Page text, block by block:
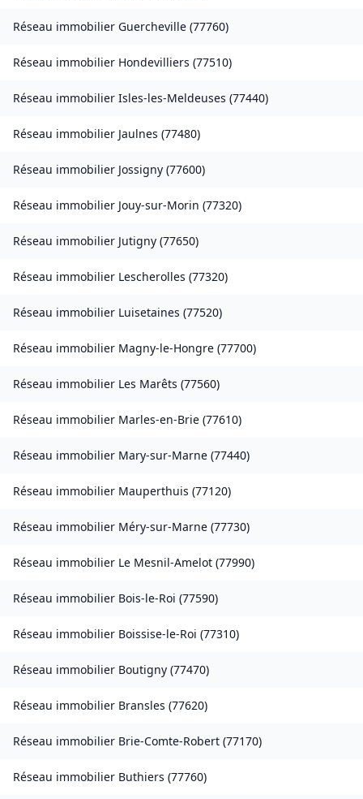
Réseau immobilier Guercheville (77760)
Réseau immobilier Hondevilliers (77510)
Réseau immobilier Isles-les-Meldeuses (77440)
Réseau immobilier Jaulnes (77480)
Réseau immobilier Jossigny (77600)
Réseau immobilier Jouy-sur-Morin (77320)
Réseau immobilier Jutigny (77650)
Réseau immobilier Lescherolles (77320)
Réseau immobilier Luisetaines (77520)
Réseau immobilier Magny-le-Hongre (77700)
Réseau immobilier Les Marêts (77560)
Réseau immobilier Marles-en-Brie (77610)
Réseau immobilier Mary-sur-Marne (77440)
Réseau immobilier Mauperthuis (77120)
Réseau immobilier Méry-sur-Marne (77730)
Réseau immobilier Le Mesnil-Amelot (77990)
Réseau immobilier Bois-le-Roi (77590)
Réseau immobilier Boissise-le-Roi (77310)
Réseau immobilier Boutigny (77470)
Réseau immobilier Bransles (77620)
Réseau immobilier Brie-Comte-Robert (77170)
Réseau immobilier Buthiers (77760)